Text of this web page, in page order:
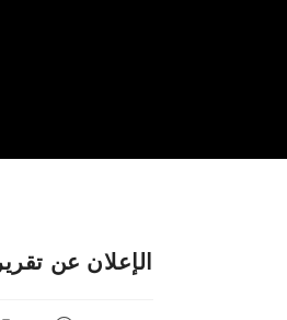
الإعلان عن تقرير التنمية البشرية